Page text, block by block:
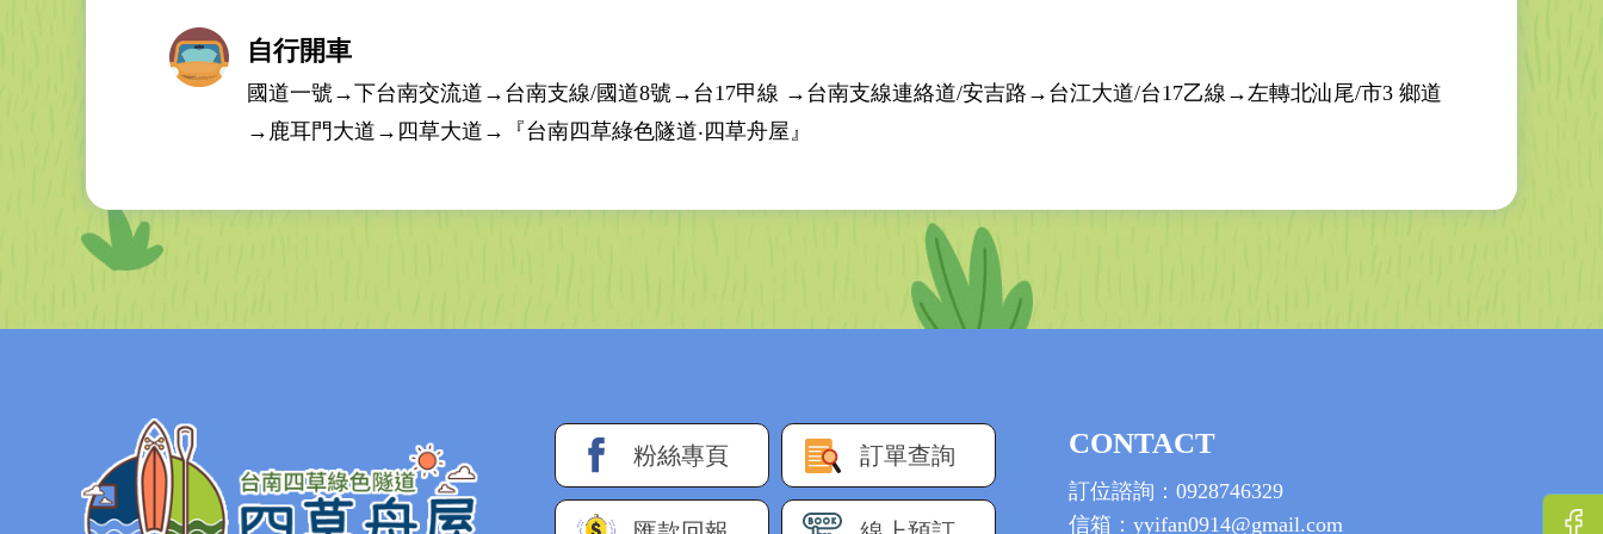
自行開車
國道一號→下台南交流道→台南支線/國道8號→台17甲線 →台南支線連絡道/安吉路→台江大道/台17乙線→左轉北汕尾/市3 鄉道
→鹿耳門大道→四草大道→『台南四草綠色隧道‧四草舟屋』
粉絲專頁 訂單查詢 CONTACT
訂位諮詢：0928746329
信箱：yyifan0914@gmail.com